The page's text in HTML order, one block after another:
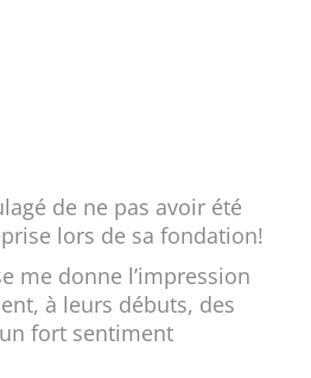
de ne pas avoir été
lors de sa fondation!
me donne l’impression
à leurs débuts, des
fort sentiment